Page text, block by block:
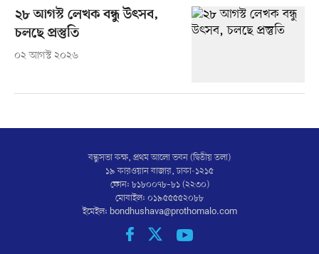
২৮ আগস্ট লেখক বন্ধু উৎসব,
চলছে প্রস্তুতি
০২ আগস্ট ২০২৬
বন্ধুসভা কক্ষ, প্রথম আলো ভবন (দ্বিতীয় তলা)
১৯ কারওয়ান বাজার, ঢাকা-১২১৫
ফোন: ৮১৮০০৭৮–৮১ (২২৩০)
মোবাইল: ০১৯৫৫৫৫২০৮৮
ইমেইল: bondhushava@prothomalo.com